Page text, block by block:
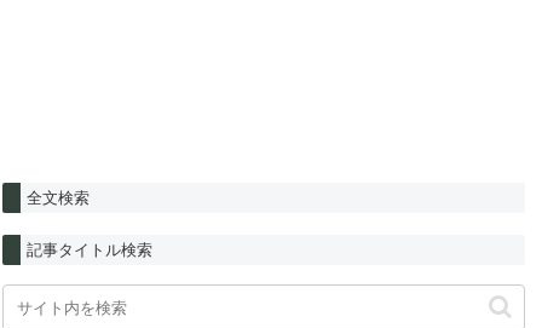
全文検索
記事タイトル検索